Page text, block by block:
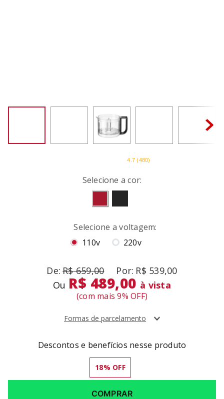
4.7 (480)
Selecione a cor:
Voltagens
R$ 659,00 R$ 539,00
Ou R$ 489,00 à vista
(com mais9% OFF)
Formas de parcelamento
Descontos e benefícios nesse produto
18% OFF
COMPRAR